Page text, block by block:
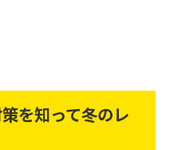
を知って冬のレ